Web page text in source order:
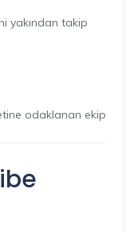
yakından takip
odaklanan ekip